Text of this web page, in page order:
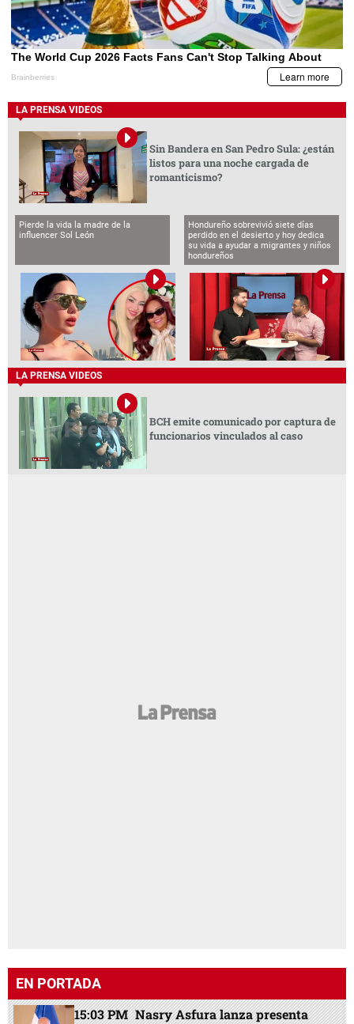
LA PRENSA VIDEOS
Sin Bandera en San Pedro Sula: ¿están
listos para una noche cargada de
romanticismo?
Pierde la vida la madre de la
influencer Sol León
Hondureño sobrevivió siete días
perdido en el desierto y hoy dedica
su vida a ayudar a migrantes y niños
hondureños
LA PRENSA VIDEOS
BCH emite comunicado por captura de
funcionarios vinculados al caso
EN PORTADA
15:03 PM Nasry Asfura lanza presenta